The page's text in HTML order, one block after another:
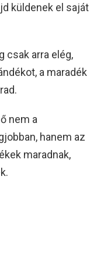
küldenek el saját
csak arra elég,
a maradék
nem a
hanem az
maradnak,